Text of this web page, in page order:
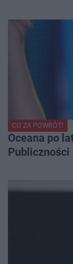
CO ZA POWRÓT!
Oceana po
Publiczności